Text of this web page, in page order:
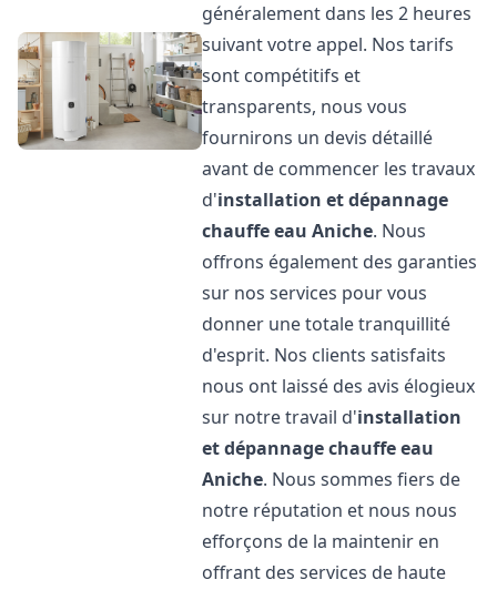
généralement dans les 2 heures
suivant votre appel. Nos tarifs
sont compétitifs et
transparents, nous vous
fournirons un devis détaillé
avant de commencer les travaux
d'installation et dépannage
chauffe eau Aniche. Nous
offrons également des garanties
sur nos services pour vous
donner une totale tranquillité
d'esprit. Nos clients satisfaits
nous ont laissé des avis élogieux
sur notre travail d'installation
et dépannage chauffe eau
Aniche. Nous sommes fiers de
notre réputation et nous nous
efforçons de la maintenir en
offrant des services de haute